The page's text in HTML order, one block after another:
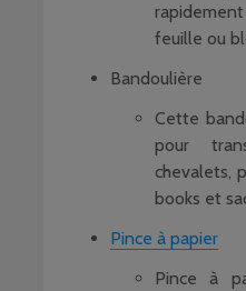
feuille ou
Bandoulière
Cette
pour
chevalets,
books et
Pince à papier
Pince à